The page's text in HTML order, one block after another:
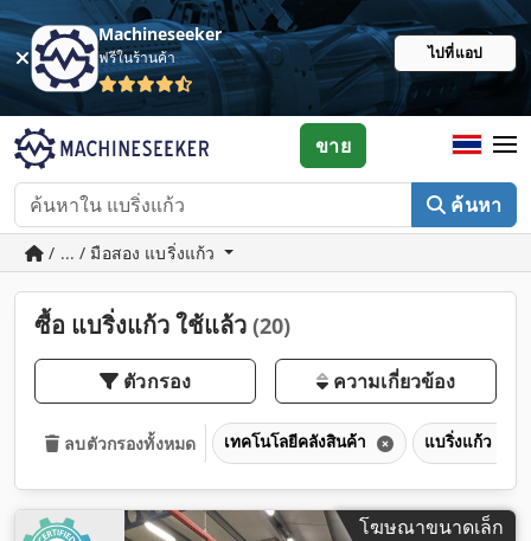
Machineseeker
ฟรีในร้านค้า ไปที่แอป
ค้นหา
ขาย
/ ... / มือสอง แบริ่งแก้ว
ซื้อ แบริ่งแก้ว ใช้แล้ว (20)
ตัวกรอง ความเกี่ยวข้อง
ลบตัวกรองทั้งหมด เทคโนโลยีคลังสินค้า แบริ่งแก้ว
โฆษณาขนาดเล็ก